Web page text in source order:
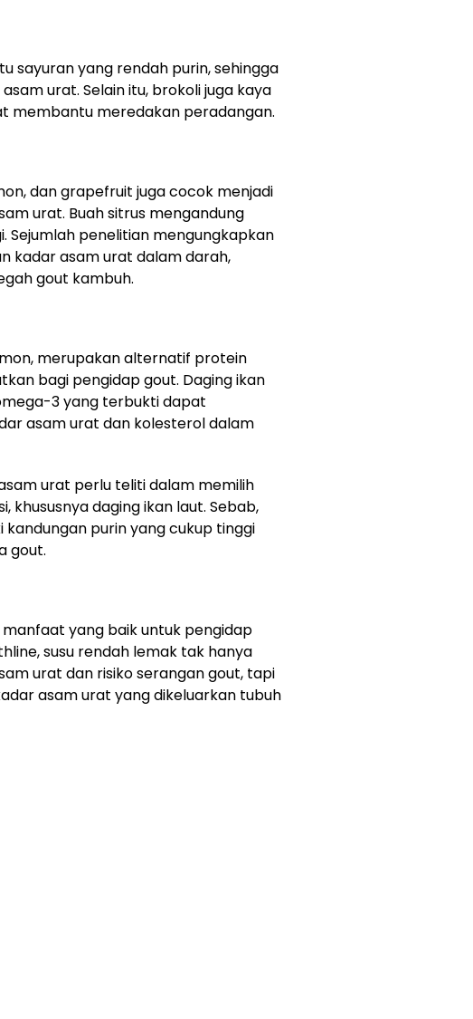
sayuran yang rendah purin, sehingga
urat. Selain itu, brokoli juga kaya
membantu meredakan peradangan.
dan grapefruit juga cocok menjadi
urat. Buah sitrus mengandung
Sejumlah penelitian mengungkapkan
kadar asam urat dalam darah,
gout kambuh.
merupakan alternatif protein
bagi pengidap gout. Daging ikan
3 yang terbukti dapat
asam urat dan kolesterol dalam
urat perlu teliti dalam memilih
khususnya daging ikan laut. Sebab,
purin yang cukup tinggi
gout.
yang baik untuk pengidap
susu rendah lemak tak hanya
urat dan risiko serangan gout, tapi
asam urat yang dikeluarkan tubuh